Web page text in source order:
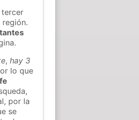
tercer
,hay 3
lo que
por la
se